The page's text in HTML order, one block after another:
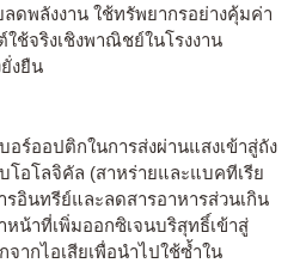
ดพลังงาน ใช้ทรัพยากรอย่างคุ้มค่า
ช้จริงเชิงพาณิชย์ในโรงงาน
งยืน
อร์ออปติกในการส่งผ่านแสงเข้าสู่ถัง
อโลจิคัล (สาหร่ายและแบคทีเรีย
รอินทรีย์และลดสารอาหารส่วนเกิน
หน้าที่เพิ่มออกซิเจนบริสุทธิ์เข้าสู่
ากไอเสียเพื่อนำไปใช้ซ้ำใน